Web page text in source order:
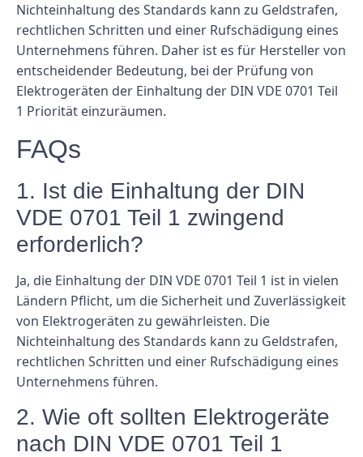
Nichteinhaltung des Standards kann zu Geldstrafen,
rechtlichen Schritten und einer Rufschädigung eines
Unternehmens führen. Daher ist es für Hersteller von
entscheidender Bedeutung, bei der Prüfung von
Elektrogeräten der Einhaltung der DIN VDE 0701 Teil
1 Priorität einzuräumen.
FAQs
1. Ist die Einhaltung der DIN
VDE 0701 Teil 1 zwingend
erforderlich?
Ja, die Einhaltung der DIN VDE 0701 Teil 1 ist in vielen
Ländern Pflicht, um die Sicherheit und Zuverlässigkeit
von Elektrogeräten zu gewährleisten. Die
Nichteinhaltung des Standards kann zu Geldstrafen,
rechtlichen Schritten und einer Rufschädigung eines
Unternehmens führen.
2. Wie oft sollten Elektrogeräte
nach DIN VDE 0701 Teil 1